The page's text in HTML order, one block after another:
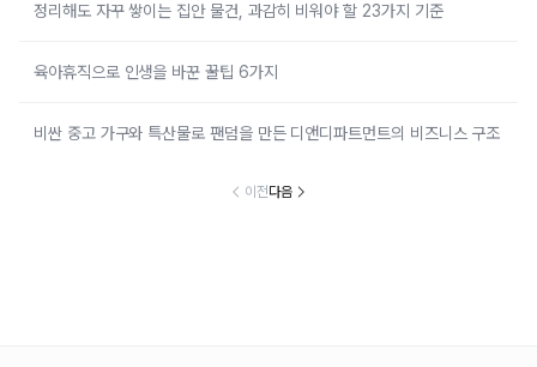
정리해도 자꾸 쌓이는 집안 물건, 과감히 비워야 할 23가지 기준
육아휴직으로 인생을 바꾼 꿀팁 6가지
비싼 중고 가구와 특산물로 팬덤을 만든 디앤디파트먼트의 비즈니스 구조
이전다음